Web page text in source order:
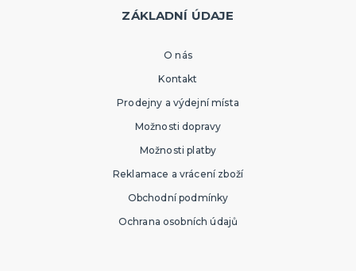
ZÁKLADNÍ ÚDAJE
O nás
Kontakt
Prodejny a výdejní místa
Možnosti dopravy
Možnosti platby
Reklamace a vrácení zboží
Obchodní podmínky
Ochrana osobních údajů